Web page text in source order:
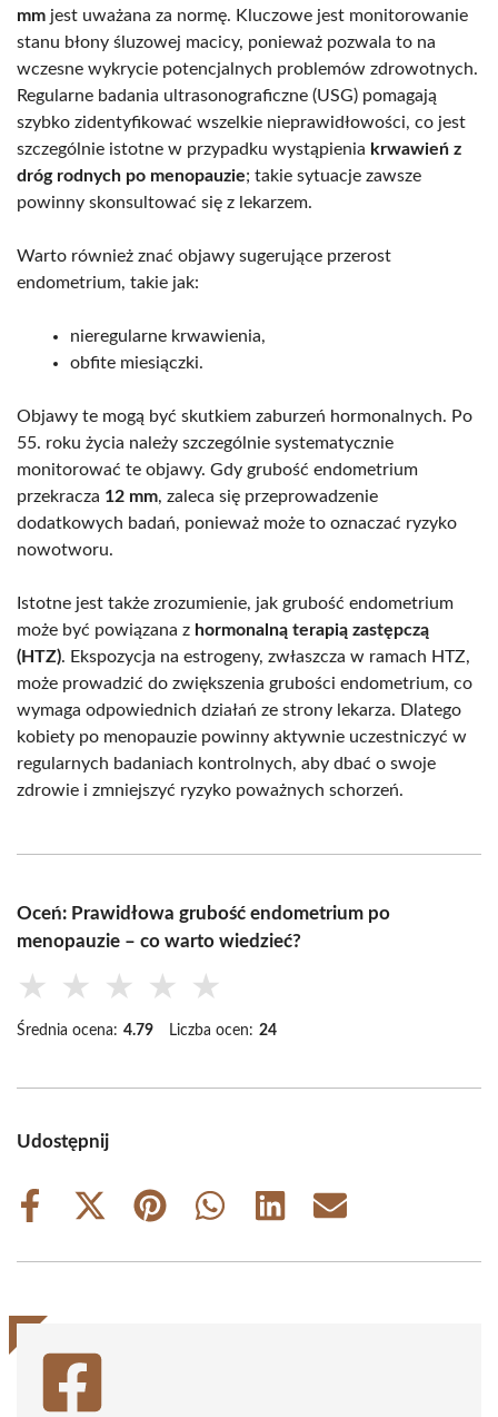
mm jest uważana za normę. Kluczowe jest monitorowanie
stanu błony śluzowej macicy, ponieważ pozwala to na
wczesne wykrycie potencjalnych problemów zdrowotnych.
Regularne badania ultrasonograficzne (USG) pomagają
szybko zidentyfikować wszelkie nieprawidłowości, co jest
szczególnie istotne w przypadku wystąpienia krwawień z
dróg rodnych po menopauzie; takie sytuacje zawsze
powinny skonsultować się z lekarzem.
Warto również znać objawy sugerujące przerost
endometrium, takie jak:
nieregularne krwawienia,
obfite miesiączki.
Objawy te mogą być skutkiem zaburzeń hormonalnych. Po
55. roku życia należy szczególnie systematycznie
monitorować te objawy. Gdy grubość endometrium
przekracza 12 mm, zaleca się przeprowadzenie
dodatkowych badań, ponieważ może to oznaczać ryzyko
nowotworu.
Istotne jest także zrozumienie, jak grubość endometrium
może być powiązana z hormonalną terapią zastępczą
(HTZ). Ekspozycja na estrogeny, zwłaszcza w ramach HTZ,
może prowadzić do zwiększenia grubości endometrium, co
wymaga odpowiednich działań ze strony lekarza. Dlatego
kobiety po menopauzie powinny aktywnie uczestniczyć w
regularnych badaniach kontrolnych, aby dbać o swoje
zdrowie i zmniejszyć ryzyko poważnych schorzeń.
Oceń: Prawidłowa grubość endometrium po
menopauzie – co warto wiedzieć?
★ ★ ★ ★ ★
Średnia ocena: 4.79 Liczba ocen: 24
Udostępnij
Share
Share
(Twitter)
Share
Share
Share
Share